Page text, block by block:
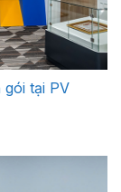
tại PV